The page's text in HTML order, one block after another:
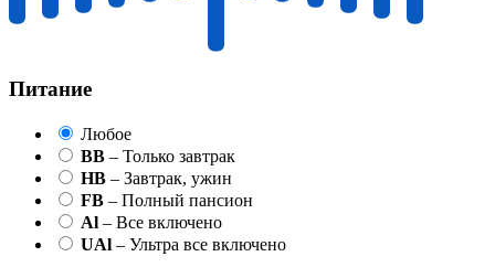
Питание
Любое
BB – Только завтрак
HB – Завтрак, ужин
FB – Полный пансион
Al – Все включено
UAl – Ультра все включено